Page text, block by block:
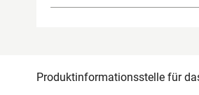
Produktinformationsstelle für